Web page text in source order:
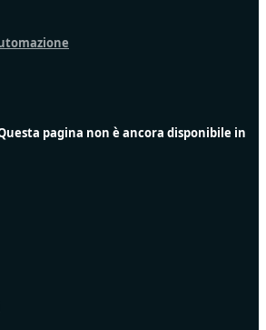
pagina non è ancora disponibile in